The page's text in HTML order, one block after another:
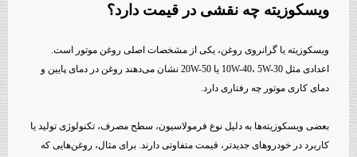
ویسکوزیته چه نقشی در قیمت دارد؟
ویسکوزیته یا گرانروی روغن، یکی از مشخصات اصلی روغن موتور است.
اعدادی مثل 10W-40، 5W-30 یا 20W-50 نشان می‌دهند روغن در دمای پایین و
دمای کاری موتور چه رفتاری دارد.
بعضی ویسکوزیته‌ها به دلیل نوع فرمولاسیون، سطح مصرف، تکنولوژی تولید یا
کاربرد در خودروهای جدیدتر، قیمت متفاوتی دارند. برای مثال، روغن‌هایی که